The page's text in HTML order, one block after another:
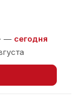
— сегодня